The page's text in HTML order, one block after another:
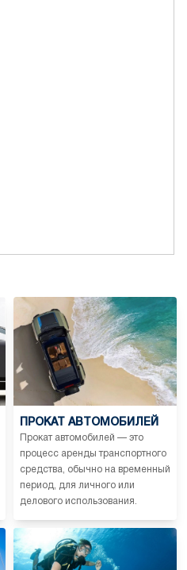
ПРОКАТ АВТОМОБИЛЕЙ
Прокат автомобилей — это
процесс аренды транспортного
средства, обычно на временный
период, для личного или
делового использования.